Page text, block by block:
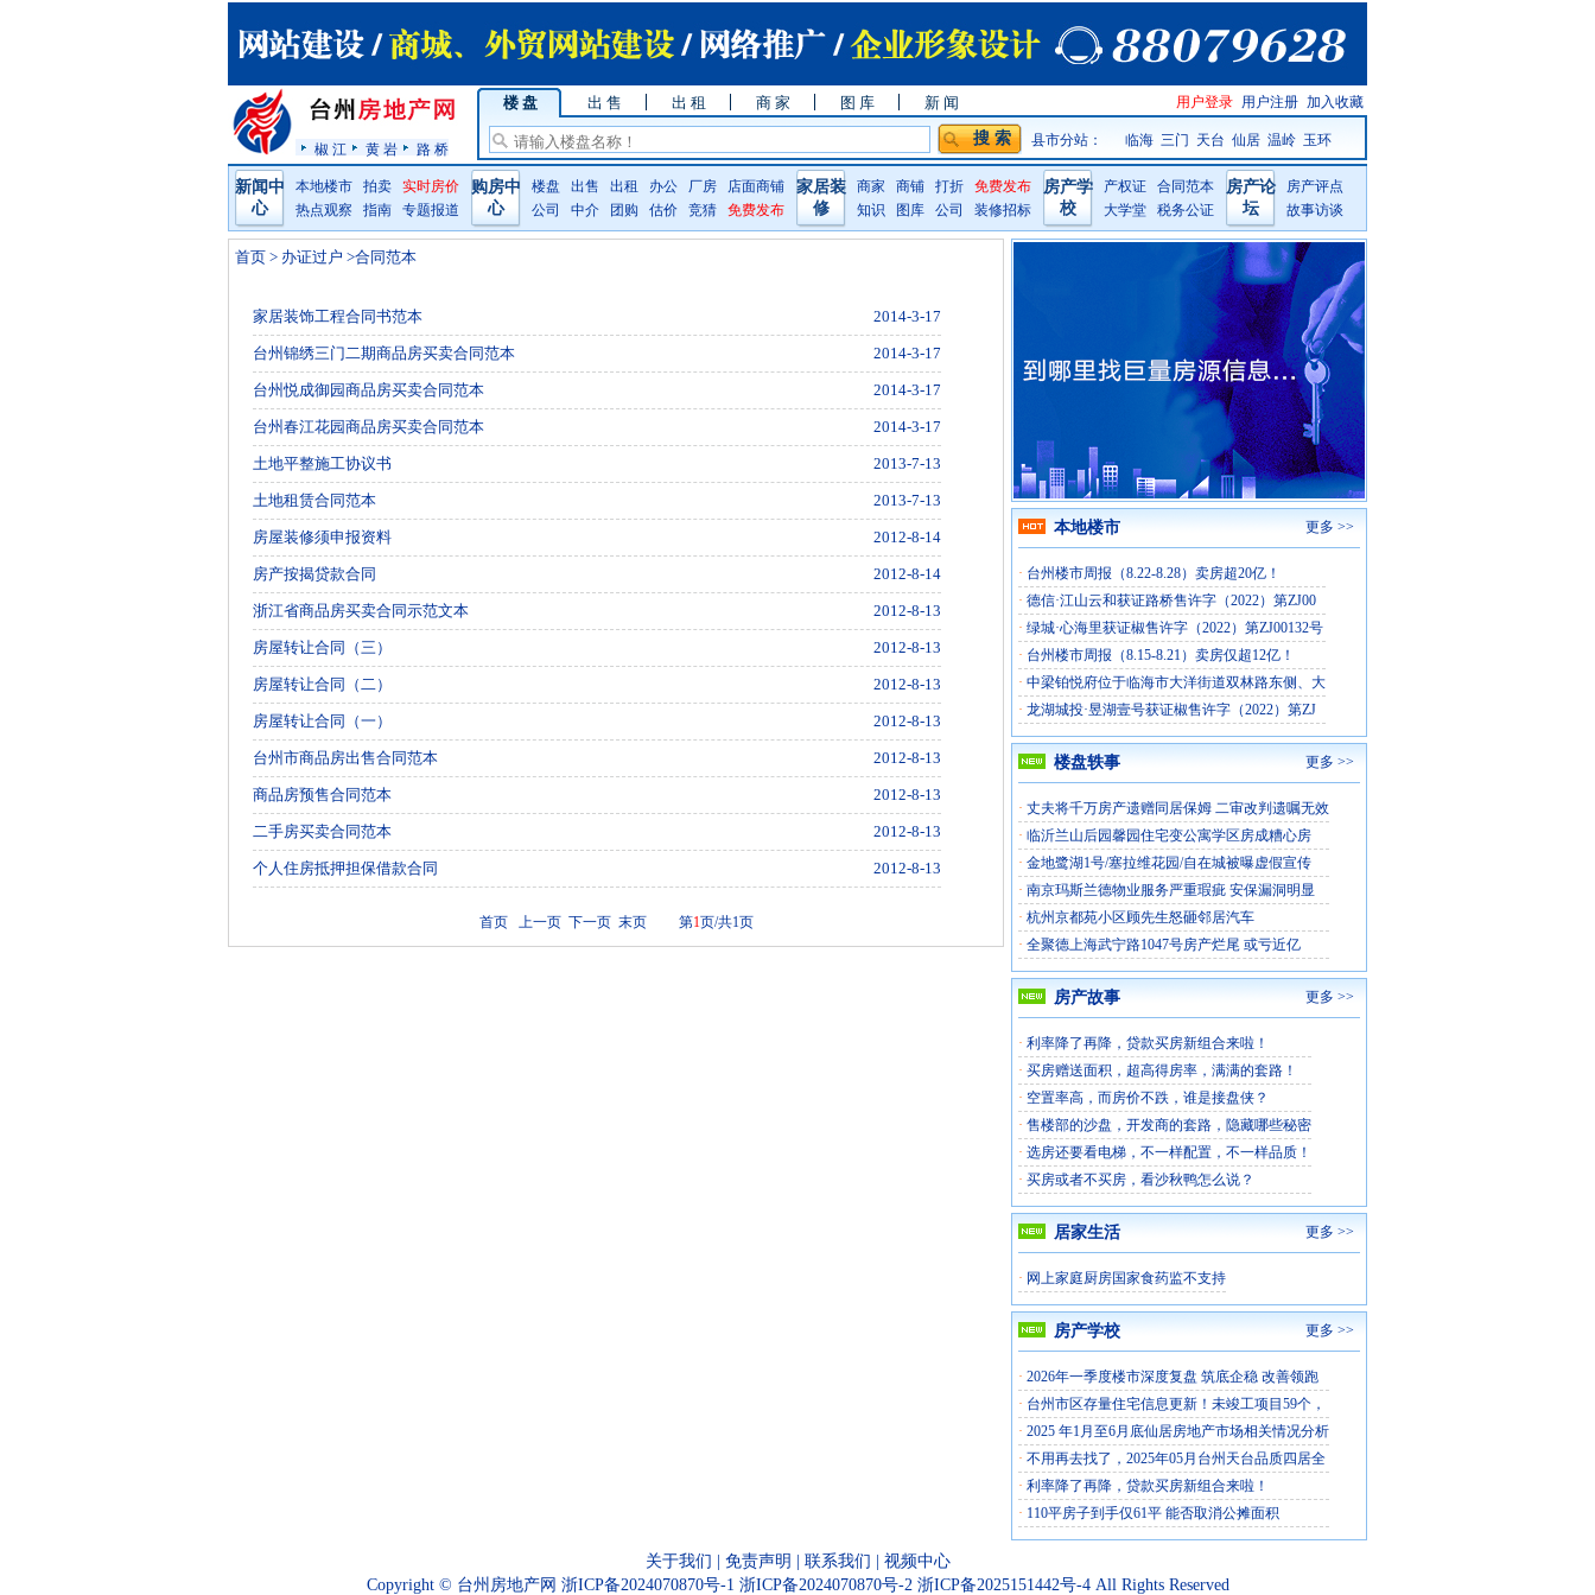
椒 江 黄 岩 路 桥
楼 盘 出 售 出 租 商 家 图 库 新 闻 加入收藏
用户注册
用户登录
网手机版
县市分站： 临海 三门 天台 仙居 温岭 玉环
新闻中
心
本地楼市 拍卖
实时房价
热点观察
指南 专题报道
购房中
心
楼盘 出售 出租 办公 厂房
店面商铺
公司
中介 团购 估价 竞猜 免费发布
家居装
修
商家 商铺 打折
免费发布
知识
图库 公司 装修招标
房产学
校
产权证
合同范本
大学堂
税务公证
房产论
坛
房产评点
故事访谈
首页 > 办证过户 >合同范本
家居装饰工程合同书范本 2014-3-17
台州锦绣三门二期商品房买卖合同范本 2014-3-17
台州悦成御园商品房买卖合同范本 2014-3-17
台州春江花园商品房买卖合同范本 2014-3-17
土地平整施工协议书 2013-7-13
土地租赁合同范本 2013-7-13
房屋装修须申报资料 2012-8-14
房产按揭贷款合同 2012-8-14
浙江省商品房买卖合同示范文本 2012-8-13
房屋转让合同（三） 2012-8-13
房屋转让合同（二） 2012-8-13
房屋转让合同（一） 2012-8-13
台州市商品房出售合同范本 2012-8-13
商品房预售合同范本 2012-8-13
二手房买卖合同范本 2012-8-13
个人住房抵押担保借款合同 2012-8-13
首页 上一页 下一页 末页 第1页/共1页
本地楼市 更多 >>
· 台州楼市周报（8.22-8.28）卖房超20亿！
· 德信·江山云和获证路桥售许字（2022）第ZJ00
· 绿城·心海里获证椒售许字（2022）第ZJ00132号
· 台州楼市周报（8.15-8.21）卖房仅超12亿！
· 中梁铂悦府位于临海市大洋街道双林路东侧、大
· 龙湖城投·昱湖壹号获证椒售许字（2022）第ZJ
楼盘轶事 更多 >>
· 丈夫将千万房产遗赠同居保姆 二审改判遗嘱无效
· 临沂兰山后园馨园住宅变公寓学区房成糟心房
· 金地鹭湖1号/塞拉维花园/自在城被曝虚假宣传
· 南京玛斯兰德物业服务严重瑕疵 安保漏洞明显
· 杭州京都苑小区顾先生怒砸邻居汽车
· 全聚德上海武宁路1047号房产烂尾 或亏近亿
房产故事 更多 >>
· 利率降了再降，贷款买房新组合来啦！
· 买房赠送面积，超高得房率，满满的套路！
· 空置率高，而房价不跌，谁是接盘侠？
· 售楼部的沙盘，开发商的套路，隐藏哪些秘密
· 选房还要看电梯，不一样配置，不一样品质！
· 买房或者不买房，看沙秋鸭怎么说？
居家生活 更多 >>
· 网上家庭厨房国家食药监不支持
房产学校 更多 >>
· 2026年一季度楼市深度复盘 筑底企稳 改善领跑
· 台州市区存量住宅信息更新！未竣工项目59个，
· 2025 年1月至6月底仙居房地产市场相关情况分析
· 不用再去找了，2025年05月台州天台品质四居全
· 利率降了再降，贷款买房新组合来啦！
· 110平房子到手仅61平 能否取消公摊面积
关于我们 免责声明 联系我们
视频中心
Copyright © 台州房地产网 浙ICP备2024070870号-1 浙ICP备2024070870号-2 浙ICP备2025151442号-4 All Rights Reserved